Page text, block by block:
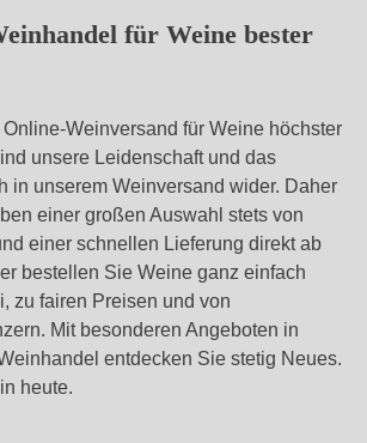
für Weine bester
Weinversand für Weine höchster
unsere Leidenschaft und das
in unserem Weinversand wider. Daher
einer großen Auswahl stets von
einer schnellen Lieferung direkt ab
bestellen Sie Weine ganz einfach
zu fairen Preisen und von
Mit besonderen Angeboten in
entdecken Sie stetig Neues.
heute.